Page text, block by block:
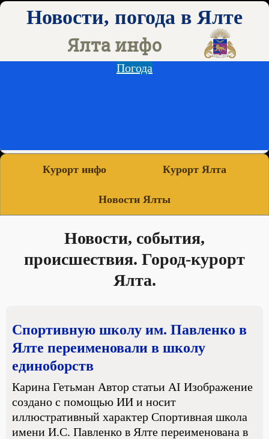
Новости, погода в Ялте
Ялта инфо
Погода
Курорт инфо Курорт Ялта
Новости Ялты
Новости, события,
происшествия. Город-курорт
Ялта.
Спортивную школу им. Павленко в
Ялте переименовали в школу
единоборств
Карина Гетьман Автор статьи AI Изображение
создано с помощью ИИ и носит
иллюстративный характер Спортивная школа
имени И.С. Павленко в Ялте переименована в